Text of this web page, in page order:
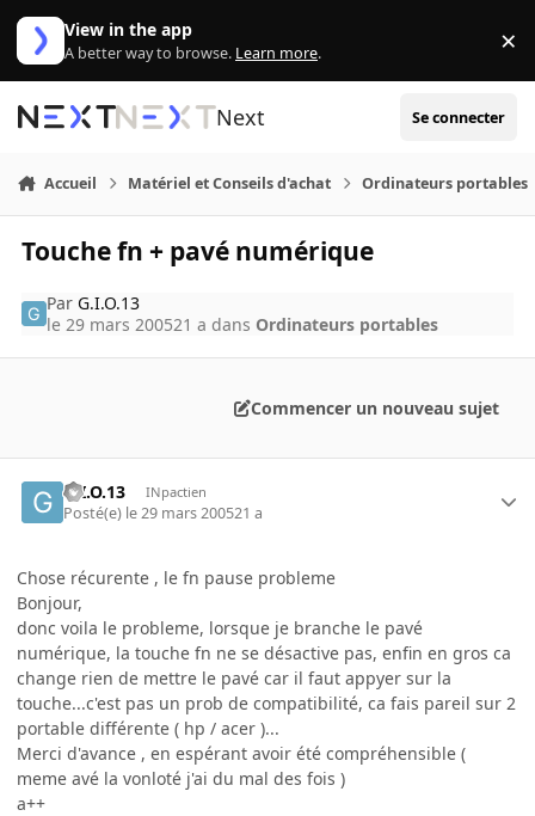
Aller au contenu
View in the app
A better way to browse. Learn more. ×
Next Se connecter
Accueil Matériel et Conseils d'achat Ordinateurs portables
Touche fn + pavé numérique
Par G.I.O.13
le 29 mars 200521 a dans Ordinateurs portables
Commencer un nouveau sujet
G.I.O.13 INpactien
Posté(e) le 29 mars 200521 a
Chose récurente , le fn pause probleme
Bonjour,
donc voila le probleme, lorsque je branche le pavé
numérique, la touche fn ne se désactive pas, enfin en gros ca
change rien de mettre le pavé car il faut appyer sur la
touche...c'est pas un prob de compatibilité, ca fais pareil sur 2
portable différente ( hp / acer )...
Merci d'avance , en espérant avoir été compréhensible (
meme avé la vonloté j'ai du mal des fois )
a++